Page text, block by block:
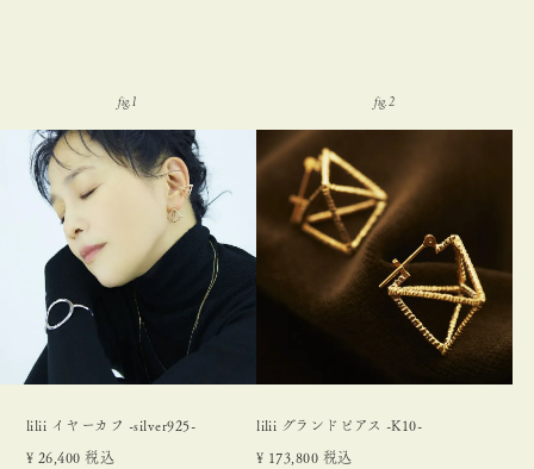
lilii イヤーカフ -silver925-
¥ 26,400 税込
lilii グランドピアス -K10-
¥ 173,800 税込